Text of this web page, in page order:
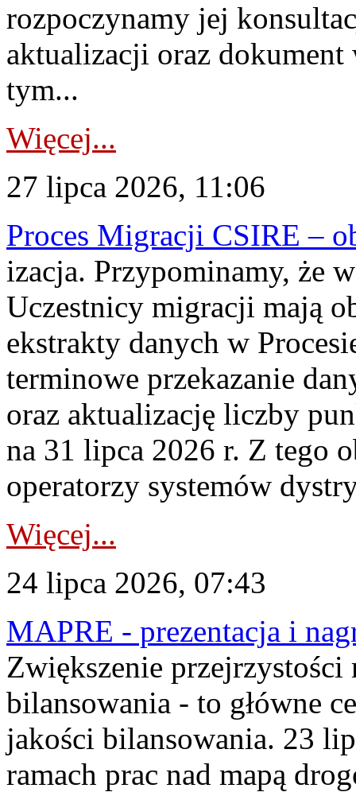
rozpoczynamy jej
aktualizacji oraz
tym...
Więcej...
27 lipca 2026, 11:06
Proces Migracji CSIRE –
izacja. Przypominamy, że
Uczestnicy migracji mają
ekstrakty danych w
terminowe przekazanie
oraz aktualizację liczby
na 31 lipca 2026 r. Z tego
operatorzy systemów
Więcej...
24 lipca 2026, 07:43
MAPRE - prezentacja i
Zwiększenie
bilansowania - to główne
jakości bilansowania. 23
ramach prac nad mapą